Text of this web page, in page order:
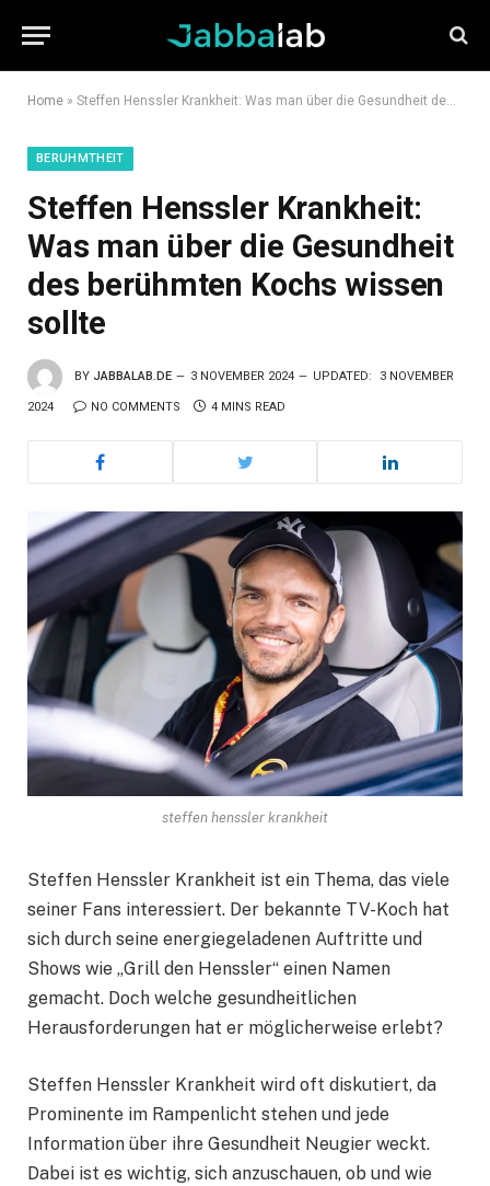
Home » Steffen Henssler Krankheit: Was man über die Gesundheit des berühmten Kochs wissen sollte
BERUHMTHEIT
Steffen Henssler Krankheit:
Was man über die Gesundheit
des berühmten Kochs wissen
sollte
BY JABBALAB.DE 3 NOVEMBER 2024 UPDATED: 3 NOVEMBER
2024 NO COMMENTS 4 MINS READ
steffen henssler krankheit
Steffen Henssler Krankheit ist ein Thema, das viele
seiner Fans interessiert. Der bekannte TV-Koch hat
sich durch seine energiegeladenen Auftritte und
Shows wie „Grill den Henssler“ einen Namen
gemacht. Doch welche gesundheitlichen
Herausforderungen hat er möglicherweise erlebt?
Steffen Henssler Krankheit wird oft diskutiert, da
Prominente im Rampenlicht stehen und jede
Information über ihre Gesundheit Neugier weckt.
Dabei ist es wichtig, sich anzuschauen, ob und wie